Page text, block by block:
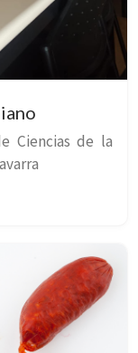
Ciencias de la